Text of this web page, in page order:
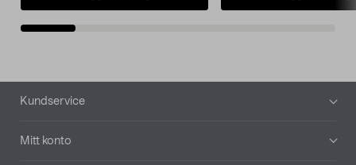
Sidfot
Kundservice
Mitt konto